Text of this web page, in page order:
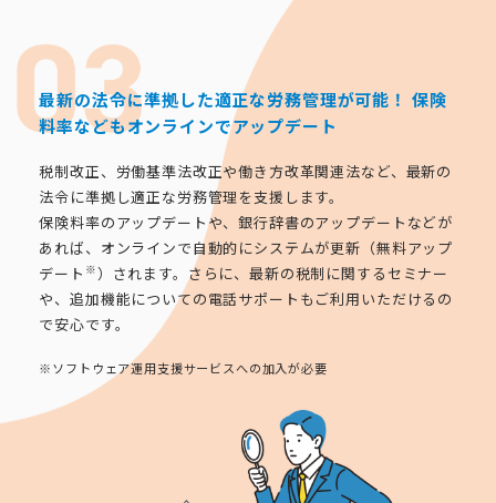
最新の法令に準拠した適正な労務管理が可能！ 保険
料率などもオンラインでアップデート
税制改正、労働基準法改正や働き方改革関連法など、最新の
法令に準拠し適正な労務管理を支援します。
保険料率のアップデートや、銀行辞書のアップデートなどが
あれば、オンラインで自動的にシステムが更新（無料アップ
デート ※）されます。さらに、最新の税制に関するセミナー
や、追加機能についての電話サポートもご利用いただけるの
で安心です。
※ソフトウェア運用支援サービスへの加入が必要